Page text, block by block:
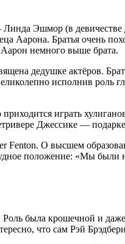
Эшмор (в
Братья очень
немного выше брата.
дедушке актёров.
исполнив роль
играть
Джессике —
О высшем
положение: «Мы
была крошечной и
что сам Рэй